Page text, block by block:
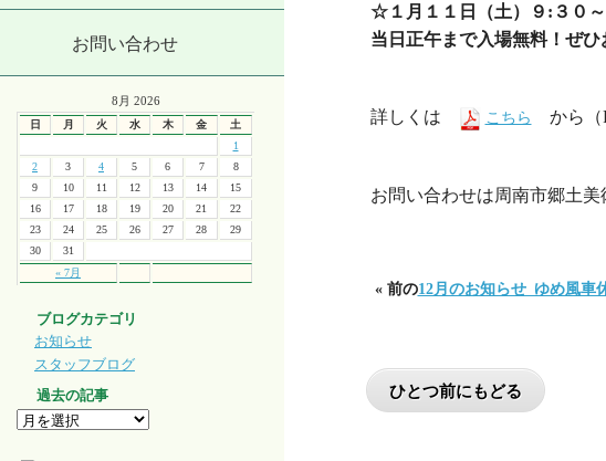
お問い合わせ
8月 2026
日 月 火 水 木 金 土
« 7月
1
2
3 4 5 6 7
8
9
10 11 12 13 14
15
16
17 18 19 20 21
22
23
24 25 26 27 28
29
30
31
ブログカテゴリ
お知らせ
スタッフブログ
過去の記事
☆１月１１日（土）９:３０
当日正午まで入場無料！ぜ
詳しくは こちら から（
お問い合わせは周南市郷土美
« 前の12月のお知らせ_ゆめ風車